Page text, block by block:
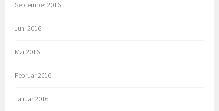
September 2016
Juni 2016
Mai 2016
Februar 2016
Januar 2016